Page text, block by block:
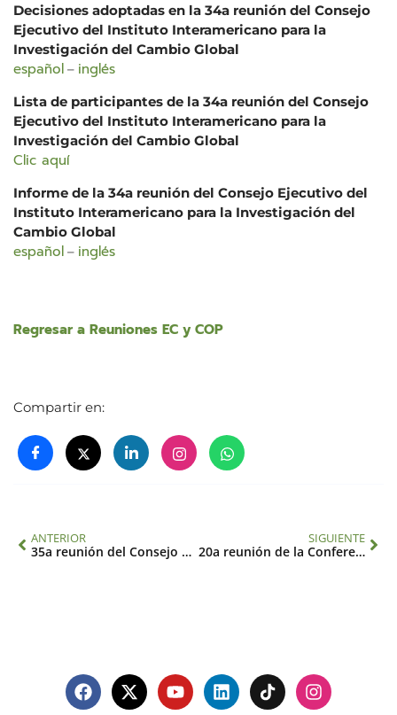
Decisiones adoptadas en la 34a reunión del Consejo
Ejecutivo del Instituto Interamericano para la
Investigación del Cambio Global
español – inglés
Lista de participantes de la 34a reunión del Consejo
Ejecutivo del Instituto Interamericano para la
Investigación del Cambio Global
Clic aquí
Informe de la 34a reunión del Consejo Ejecutivo del
Instituto Interamericano para la Investigación del
Cambio Global
español – inglés
Regresar a Reuniones EC y COP
Compartir en:
ANTERIOR
35a reunión del Consejo Ejecutivo
SIGUIENTE
20a reunión de la Conferencia de las Partes